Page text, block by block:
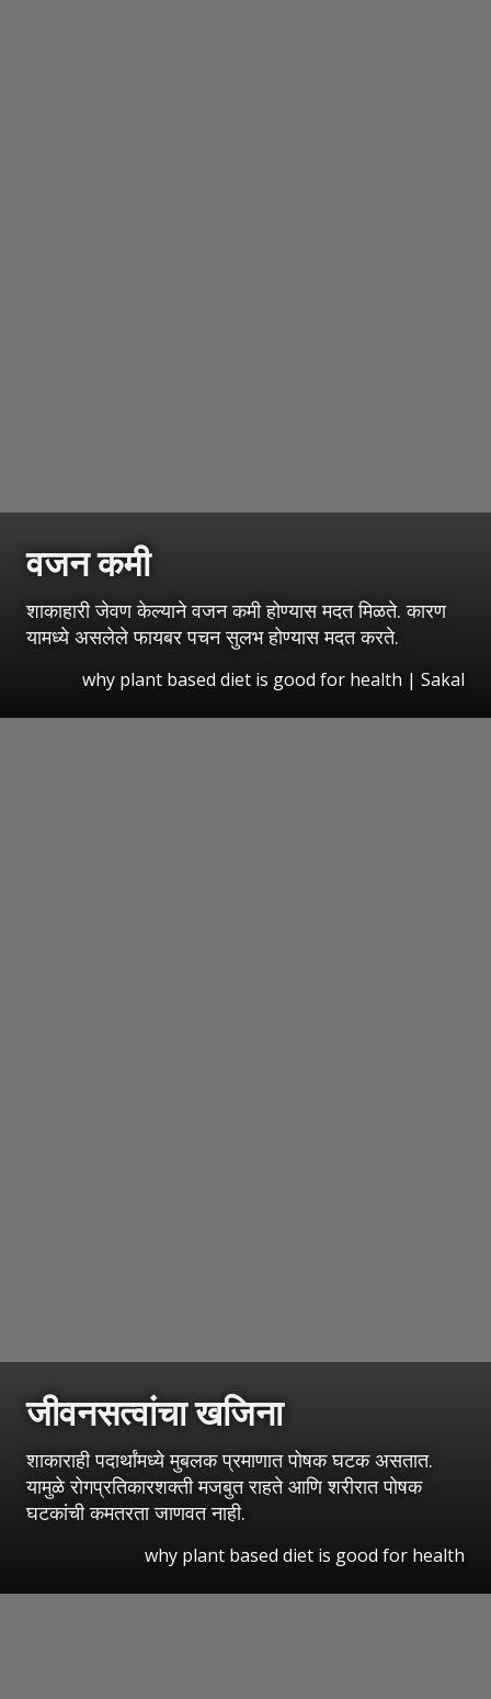
वजन कमी
शाकाहारी जेवण केल्याने वजन कमी होण्यास मदत मिळते. कारण
यामध्ये असलेले फायबर पचन सुलभ होण्यास मदत करते.
why plant based diet is good for health | Sakal
जीवनसत्वांचा खजिना
शाकाराही पदार्थांमध्ये मुबलक प्रमाणात पोषक घटक असतात.
यामुळे रोगप्रतिकारशक्ती मजबुत राहते आणि शरीरात पोषक
घटकांची कमतरता जाणवत नाही.
why plant based diet is good for health